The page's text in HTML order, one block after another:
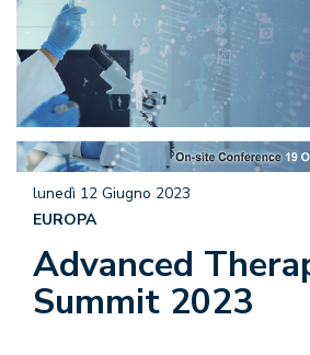
Advanced
Summit 2023
lunedì 12 Giugno 2023
EUROPA